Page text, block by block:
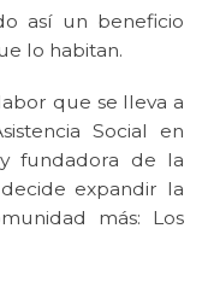
así un beneficio
lo habitan.
que se lleva a
Social en
fundadora de la
expandir la
más: Los